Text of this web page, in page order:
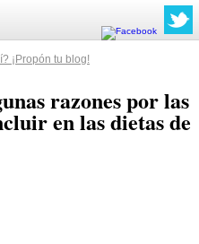
¡Propón tu blog!
razones por las
en las dietas de